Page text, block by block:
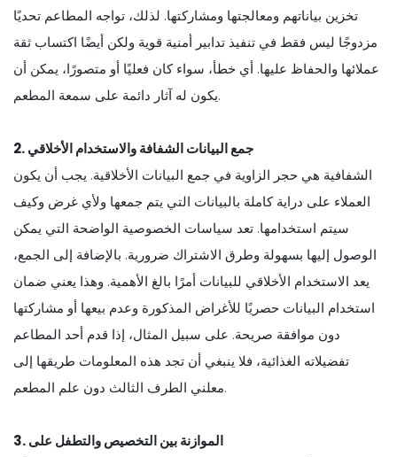
تخزين بياناتهم ومعالجتها ومشاركتها. لذلك، تواجه المطاعم تحديًا
مزدوجًا ليس فقط في تنفيذ تدابير أمنية قوية ولكن أيضًا اكتساب ثقة
عملائها والحفاظ عليها. أي خطأ، سواء كان فعليًا أو متصورًا، يمكن أن
يكون له آثار دائمة على سمعة المطعم.
2. جمع البيانات الشفافة والاستخدام الأخلاقي
الشفافية هي حجر الزاوية في جمع البيانات الأخلاقية. يجب أن يكون
العملاء على دراية كاملة بالبيانات التي يتم جمعها ولأي غرض وكيف
سيتم استخدامها. تعد سياسات الخصوصية الواضحة التي يمكن
الوصول إليها بسهولة وطرق الاشتراك ضرورية. بالإضافة إلى الجمع،
يعد الاستخدام الأخلاقي للبيانات أمرًا بالغ الأهمية. وهذا يعني ضمان
استخدام البيانات حصريًا للأغراض المذكورة وعدم بيعها أو مشاركتها
دون موافقة صريحة. على سبيل المثال، إذا قدم أحد المطاعم
تفضيلاته الغذائية، فلا ينبغي أن تجد هذه المعلومات طريقها إلى
معلني الطرف الثالث دون علم المطعم.
3. الموازنة بين التخصيص والتطفل على